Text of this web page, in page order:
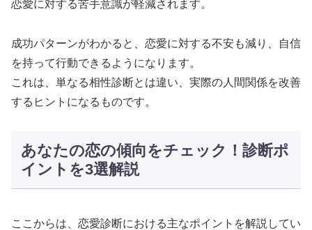
恋愛に対する苦手意識が軽減されます。
成功パターンがわかると、恋愛に対する不安も減り、自信
を持って行動できるようになります。
これは、単なる相性診断とは違い、実際の人間関係を改善
するヒントになるものです。
あなたの恋の傾向をチェック！診断ポ
イントを3選解説
ここからは、恋愛診断における主なポイントを解説してい